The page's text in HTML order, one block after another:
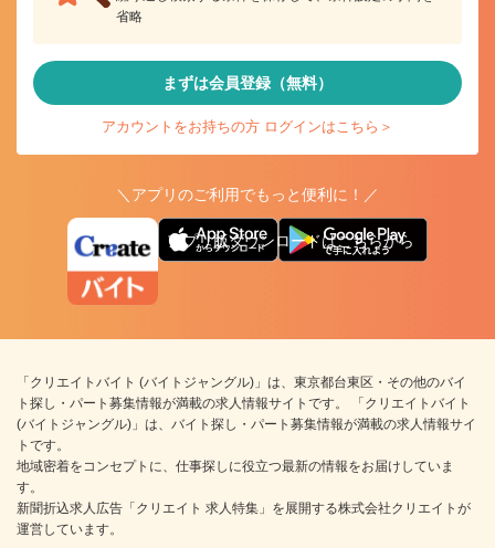
省略
まずは会員登録（無料）
アカウントをお持ちの方 ログインはこちら＞
＼アプリのご利用でもっと便利に！／
アプリ版ダウンロードはこちらから
「クリエイトバイト (バイトジャングル)」は、東京都台東区・その他のバイ
ト探し・パート募集情報が満載の求人情報サイトです。 「クリエイトバイト
(バイトジャングル)」は、バイト探し・パート募集情報が満載の求人情報サイ
トです。
地域密着をコンセプトに、仕事探しに役立つ最新の情報をお届けしていま
す。
新聞折込求人広告「クリエイト 求人特集」を展開する株式会社クリエイトが
運営しています。